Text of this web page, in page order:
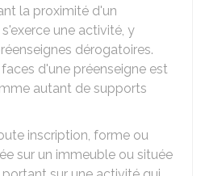
la proximité d'un
une activité, y
dérogatoires.
d'une préenseigne est
autant de supports
inscription, forme ou
sur un immeuble ou située